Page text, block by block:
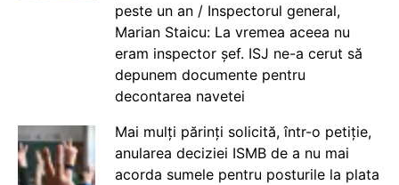
peste un an / Inspectorul general,
Marian Staicu: La vremea aceea nu
eram inspector șef. ISJ ne-a cerut să
depunem documente pentru
decontarea navetei
Mai mulți părinți solicită, într-o petiție,
anularea deciziei ISMB de a nu mai
acorda sumele pentru posturile la plata